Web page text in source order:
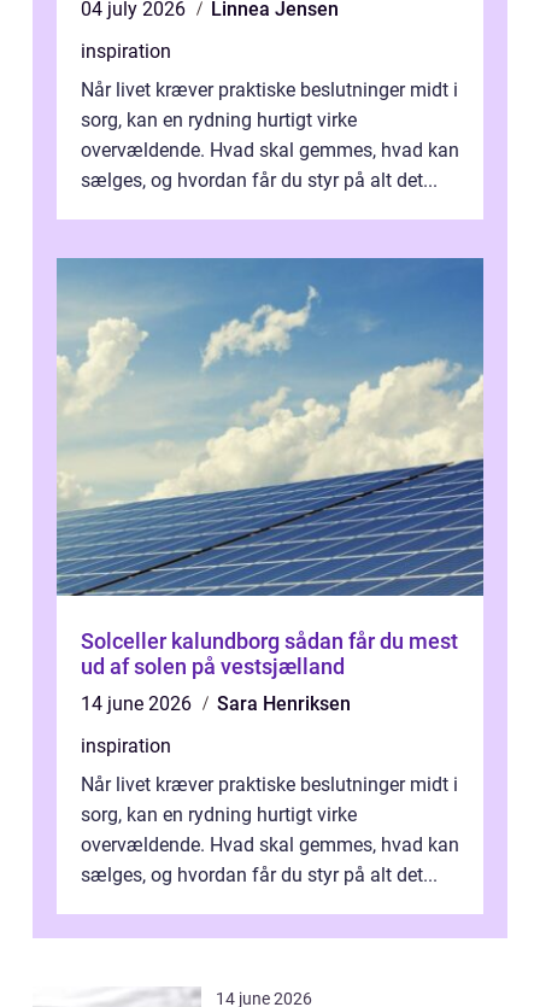
04 july 2026
Linnea Jensen
inspiration
Når livet kræver praktiske beslutninger midt i
sorg, kan en rydning hurtigt virke
overvældende. Hvad skal gemmes, hvad kan
sælges, og hvordan får du styr på alt det...
Solceller kalundborg sådan får du mest
ud af solen på vestsjælland
14 june 2026
Sara Henriksen
inspiration
Når livet kræver praktiske beslutninger midt i
sorg, kan en rydning hurtigt virke
overvældende. Hvad skal gemmes, hvad kan
sælges, og hvordan får du styr på alt det...
14 june 2026